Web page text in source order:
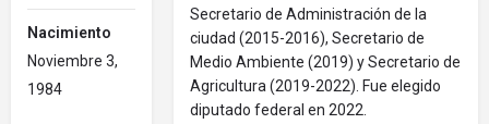
Nacimiento
Noviembre 3,
1984
Secretario de Administración de la
ciudad (2015-2016), Secretario de
Medio Ambiente (2019) y Secretario de
Agricultura (2019-2022). Fue elegido
diputado federal en 2022.